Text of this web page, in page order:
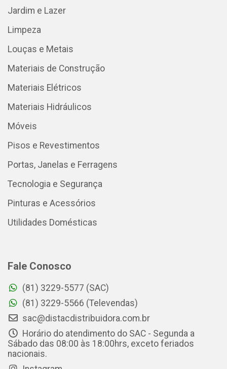
Jardim e Lazer
Limpeza
Louças e Metais
Materiais de Construção
Materiais Elétricos
Materiais Hidráulicos
Móveis
Pisos e Revestimentos
Portas, Janelas e Ferragens
Tecnologia e Segurança
Pinturas e Acessórios
Utilidades Domésticas
Fale Conosco
(81) 3229-5577 (SAC)
(81) 3229-5566 (Televendas)
sac@distacdistribuidora.com.br
Horário do atendimento do SAC - Segunda a
Sábado das 08:00 às 18:00hrs, exceto feriados
nacionais.